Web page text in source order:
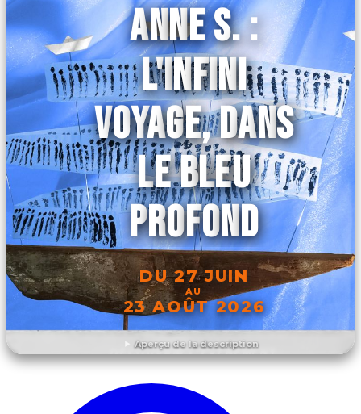
Aperçu de la description
ANNE S. :
L'INFINI
VOYAGE, DANS
LE BLEU
PROFOND
DU 27 JUIN
AU
23 AOÛT 2026
DÉCOUVRIR L'ÉVÉNEMENT